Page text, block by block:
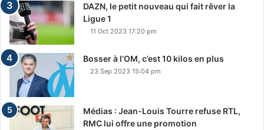
DAZN, le petit nouveau qui fait rêver la
Ligue 1
11 Oct 2023 17:20 pm
Bosser à l’OM, c’est 10 kilos en plus
23 Sep 2023 15:04 pm
Médias : Jean-Louis Tourre refuse RTL,
RMC lui offre une promotion